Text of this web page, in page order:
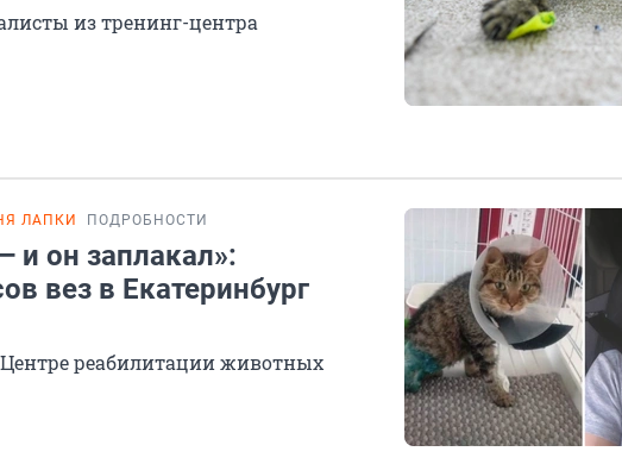
из тренинг-центра
ЛАПКИ ПОДРОБНОСТИ
и он заплакал»:
вез в Екатеринбург
реабилитации животных